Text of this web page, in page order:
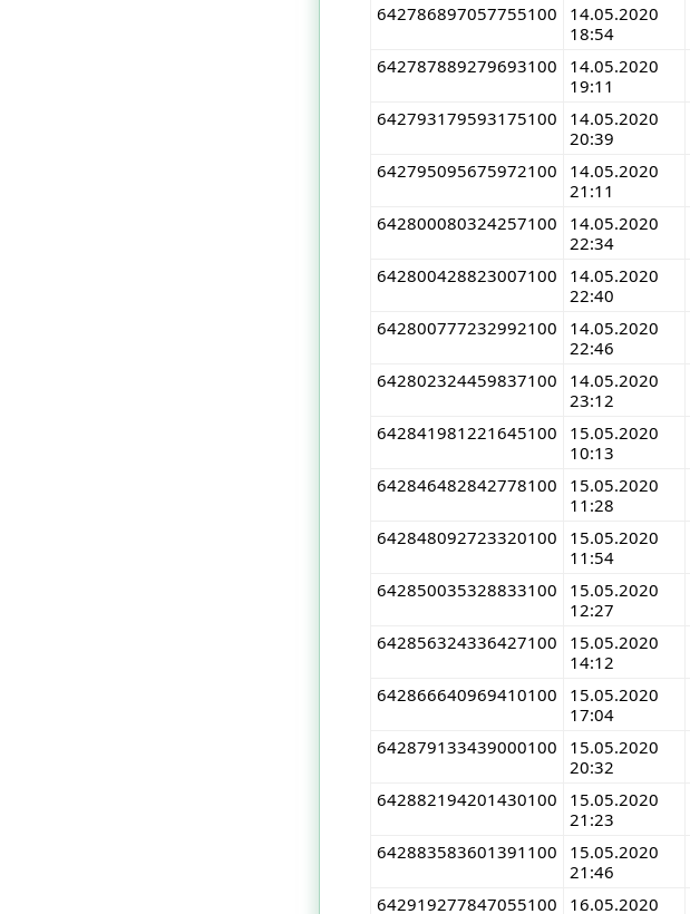
642786897057755100
14.05.2020
18:54
642787889279693100
14.05.2020
19:11
642793179593175100
14.05.2020
20:39
642795095675972100
14.05.2020
21:11
642800080324257100
14.05.2020
22:34
642800428823007100
14.05.2020
22:40
642800777232992100
14.05.2020
22:46
642802324459837100
14.05.2020
23:12
642841981221645100
15.05.2020
10:13
642846482842778100
15.05.2020
11:28
642848092723320100
15.05.2020
11:54
642850035328833100
15.05.2020
12:27
642856324336427100
15.05.2020
14:12
642866640969410100
15.05.2020
17:04
642879133439000100
15.05.2020
20:32
642882194201430100
15.05.2020
21:23
642883583601391100
15.05.2020
21:46
642919277847055100
16.05.2020